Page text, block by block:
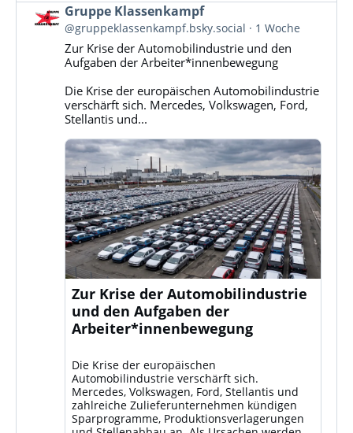
Beitrag
von
Gruppe
Klassenkampf
Bluesky
ansehen
Gruppe Klassenkampf
@gruppeklassenkampf.bsky.social 1 Woche
Zur Krise der Automobilindustrie und den
Aufgaben der Arbeiter*innenbewegung
Die Krise der europäischen Automobilindustrie
verschärft sich. Mercedes, Volkswagen, Ford,
Stellantis und...
Zur Krise der Automobilindustrie
und den Aufgaben der
Arbeiter*innenbewegung
Die Krise der europäischen
Automobilindustrie verschärft sich.
Mercedes, Volkswagen, Ford, Stellantis und
zahlreiche Zulieferunternehmen kündigen
Sparprogramme, Produktionsverlagerungen